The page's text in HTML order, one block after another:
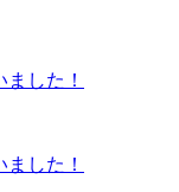
した！
した！